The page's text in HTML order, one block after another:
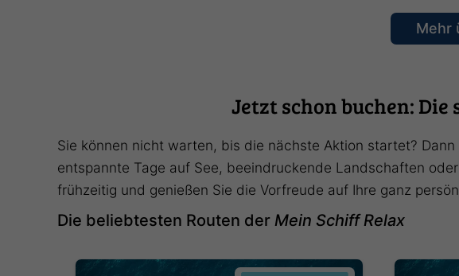
Mehr
Jetzt schon buchen:
Sie können nicht warten, bis die nächste Aktion startet?
entspannte Tage auf See, beeindruckende Landschaften
frühzeitig und genießen Sie die Vorfreude auf Ihre ganz
Die beliebtesten Routen der Mein Schiff Relax